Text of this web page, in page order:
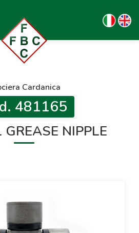
Cardanica
481165
GREASE NIPPLE